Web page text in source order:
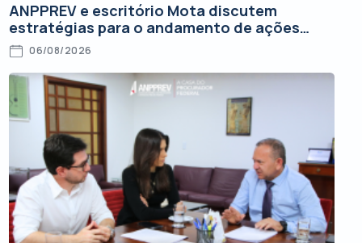
ANPPREV e escritório Mota discutem
estratégias para o andamento de ações
judiciais
06/08/2026